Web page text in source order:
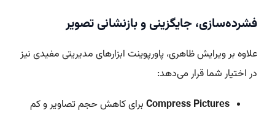
فشرده‌سازی، جایگزینی و بازنشانی تصویر
علاوه بر ویرایش ظاهری، پاورپوینت ابزارهای مدیریتی مفیدی نیز
در اختیار شما قرار می‌دهد:
Compress Picturesبرای کاهش حجم تصاویر و کم